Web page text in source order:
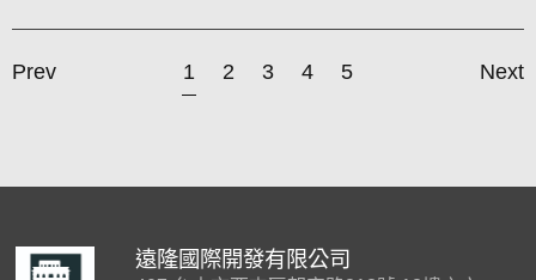
Prev 1 2 3 4 5 Next
遠隆國際開發有限公司